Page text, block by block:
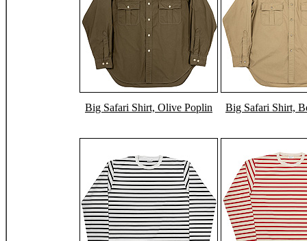
Big Safari Shirt, Olive Poplin Big Safari Shirt,